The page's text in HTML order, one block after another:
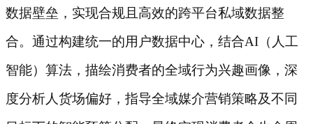
数据壁垒，实现合规且高效的跨平台私域数据整
合。通过构建统一的用户数据中心，结合AI（人工
智能）算法，描绘消费者的全域行为兴趣画像，深
度分析人货场偏好，指导全域媒介营销策略及不同